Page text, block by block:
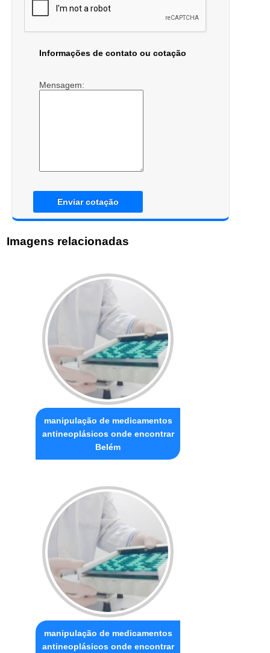
Informações de contato ou cotação
Mensagem:
Enviar cotação
Imagens relacionadas
manipulação de medicamentos
antineoplásicos onde encontrar
Belém
manipulação de medicamentos
antineoplásicos onde encontrar